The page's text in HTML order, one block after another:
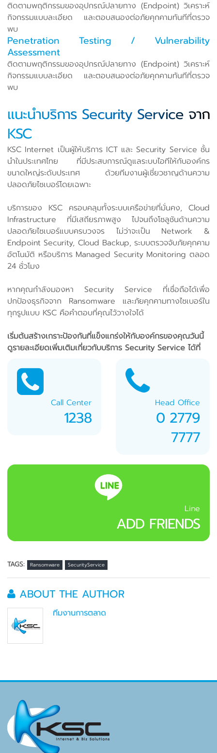
ติดตามพฤติกรรมของอุปกรณ์ปลายทาง (Endpoint) วิเคราะห์
กิจกรรมแบบละเอียด และตอบสนองต่อภัยคุกคามทันทีที่ตรวจ
พบ
Penetration Testing / Vulnerability
Assessment
ติดตามพฤติกรรมของอุปกรณ์ปลายทาง (Endpoint) วิเคราะห์
กิจกรรมแบบละเอียด และตอบสนองต่อภัยคุกคามทันทีที่ตรวจ
พบ
แนะนำบริการ Security Service จาก
KSC
KSC Internet เป็นผู้ให้บริการ ICT และ Security Service ชั้น
นำในประเทศไทย ที่มีประสบการณ์ดูแลระบบไอทีให้กับองค์กร
ขนาดใหญ่ระดับประเทศ ด้วยทีมงานผู้เชี่ยวชาญด้านความ
ปลอดภัยไซเบอร์โดยเฉพาะ
บริการของ KSC ครอบคลุมทั้งระบบเครือข่ายที่มั่นคง, Cloud
Infrastructure ที่มีเสถียรภาพสูง ไปจนถึงโซลูชันด้านความ
ปลอดภัยไซเบอร์แบบครบวงจร ไม่ว่าจะเป็น Network &
Endpoint Security, Cloud Backup, ระบบตรวจจับภัยคุกคาม
อัตโนมัติ หรือบริการ Managed Security Monitoring ตลอด
24 ชั่วโมง
หากคุณกำลังมองหา Security Service ที่เชื่อถือได้เพื่อ
ปกป้องธุรกิจจาก Ransomware และภัยคุกคามทางไซเบอร์ใน
ทุกรูปแบบ KSC คือคำตอบที่คุณไว้วางใจได้
เริ่มต้นสร้างเกราะป้องกันที่แข็งแกร่งให้กับองค์กรของคุณวันนี้
ดูรายละเอียดเพิ่มเติมเกี่ยวกับบริการ Security Service ได้ที่
Call Center
1238
Head Office
0 2779
7777
Line
ADD FRIENDS
TAGS: Ransomware SecurityService
ABOUT THE AUTHOR
ทีมงานการตลาด